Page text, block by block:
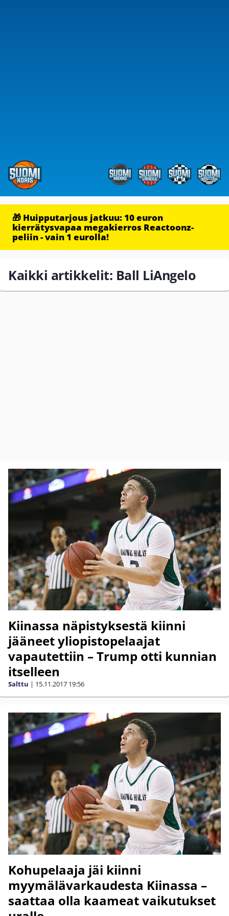
🎁 Huipputarjous jatkuu: 10 euron
kierrätysvapaa megakierros Reactoonz-
peliin - vain 1 eurolla!
Kaikki artikkelit: Ball LiAngelo
Kiinassa näpistyksestä kiinni
jääneet yliopistopelaajat
vapautettiin – Trump otti kunnian
itselleen
Salttu | 15.11.2017 19:56
Kohupelaaja jäi kiinni
myymälävarkaudesta Kiinassa –
saattaa olla kaameat vaikutukset